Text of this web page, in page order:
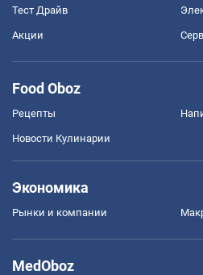
Тест Драйв
Акции
Food Oboz
Рецепты
Новости Кулинарии
Экономика
Рынки и компании
MedOboz